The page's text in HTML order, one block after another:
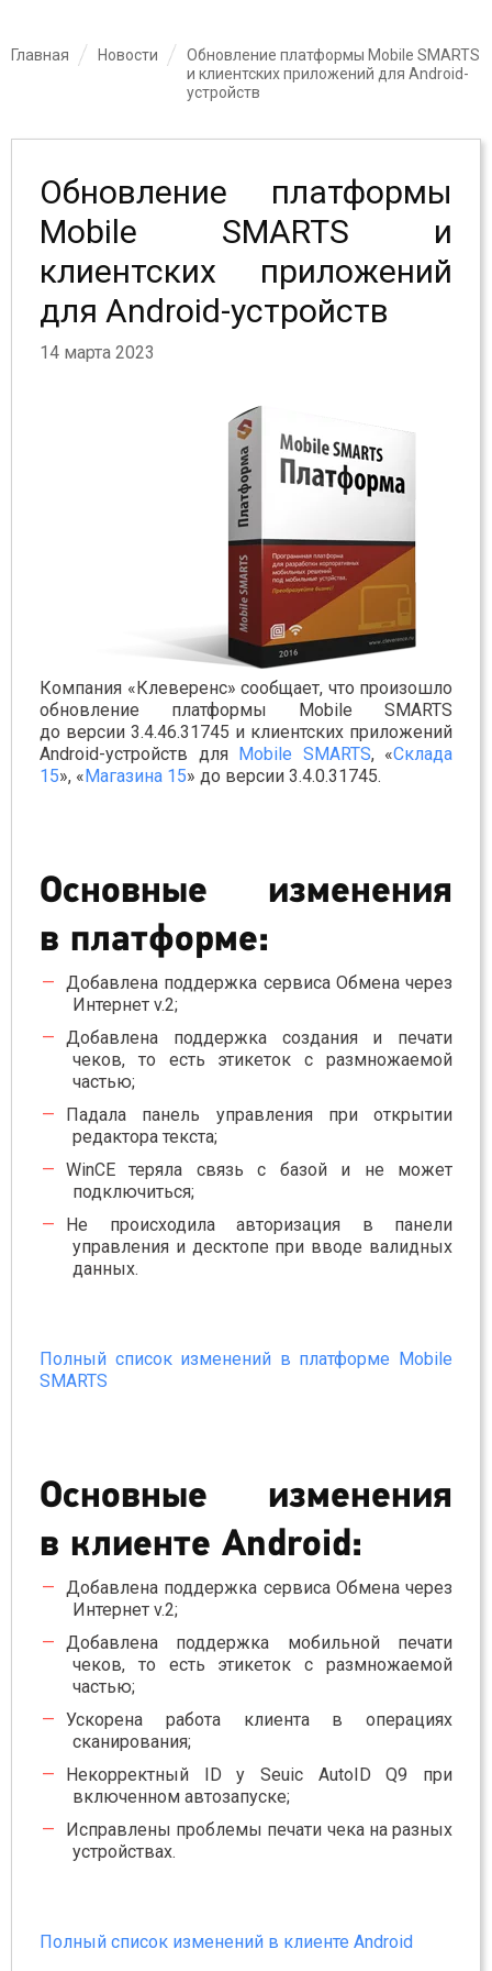
Главная Новости
Обновление платформы Mobile SMARTS
и клиентских приложений для Android-
устройств
Обновление платформы
Mobile SMARTS и
клиентских приложений
для Android-устройств
14 марта 2023
Компания «Клеверенс» сообщает, что произошло
обновление платформы Mobile SMARTS
до версии 3.4.46.31745 и клиентских приложений
Android-устройств для Mobile SMARTS, «Склада
15», «Магазина 15» до версии 3.4.0.31745.
Основные изменения
в платформе:
Добавлена поддержка сервиса Обмена через
Интернет v.2;
Добавлена поддержка создания и печати
чеков, то есть этикеток с размножаемой
частью;
Падала панель управления при открытии
редактора текста;
WinCE теряла связь с базой и не может
подключиться;
Не происходила авторизация в панели
управления и десктопе при вводе валидных
данных.
Полный список изменений в платформе Mobile
SMARTS
Основные изменения
в клиенте Android:
Добавлена поддержка сервиса Обмена через
Интернет v.2;
Добавлена поддержка мобильной печати
чеков, то есть этикеток с размножаемой
частью;
Ускорена работа клиента в операциях
сканирования;
Некорректный ID у Seuic AutoID Q9 при
включенном автозапуске;
Исправлены проблемы печати чека на разных
устройствах.
Полный список изменений в клиенте Android